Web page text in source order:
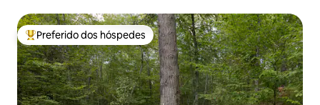
Entre os melhores preferidos dos hóspedes
Preferido dos hóspedes